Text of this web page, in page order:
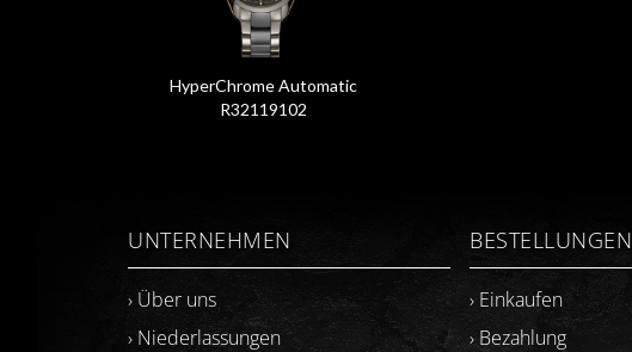
HyperChrome Automatic
R32119102
UNTERNEHMEN
› Über uns
› Niederlassungen
BESTELLUNGEN
› Einkaufen
› Bezahlung